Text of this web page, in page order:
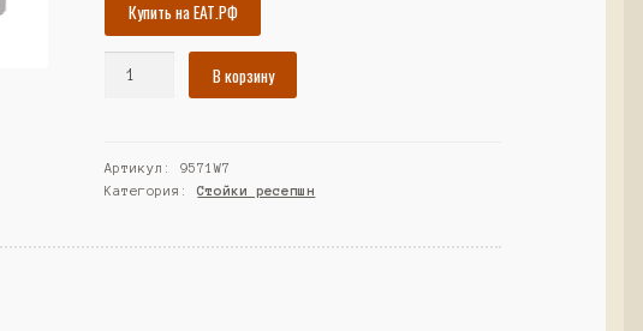
Купить на ЕАТ.РФ
№6,
Серый
В корзину
Артикул:9571W7
Категория:Стойки ресепшн